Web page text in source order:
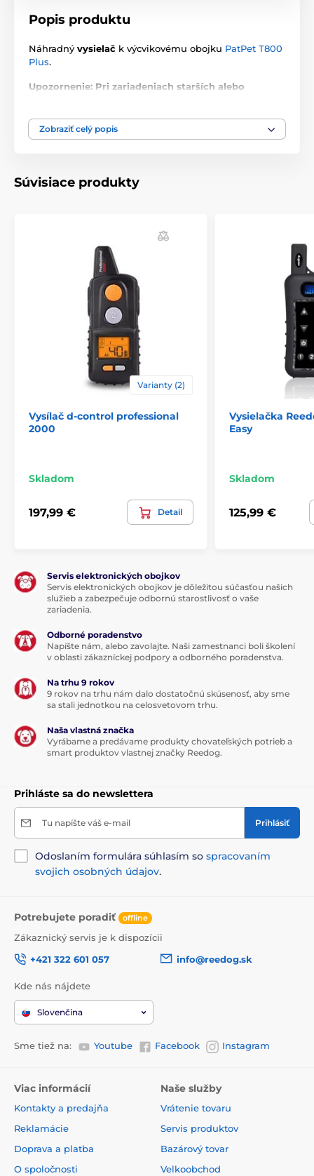
Popis produktu
Náhradný vysielač k výcvikovému obojku PatPet T800
Plus.
Upozornenie: Pri zariadeniach starších alebo
rozdielnych frekvencií! Frekvenciu nie je možné
prenastaviť.
výslovného upozornenia. Obrázky majú iba ilustračný
charakter.
Produkt je zaradený v kategóriách
Príslušenstvo výcvikové obojky
Vysielačky Vysielačky Patpet
Zobraziť celý popis
Súvisiace produkty
Varianty (2)
Vysílač d‑control professional
2000
Skladom
197,99 € Detail
Vysielačka
Easy
Skladom
125,99 €
Servis elektronických obojkov
Servis elektronických obojkov je dôležitou súčasťou našich
služieb a zabezpečuje odbornú starostlivosť o vaše
zariadenia.
Odborné poradenstvo
Napíšte nám, alebo zavolajte. Naši zamestnanci boli školení
v oblasti zákazníckej podpory a odborného poradenstva.
Na trhu 9 rokov
9 rokov na trhu nám dalo dostatočnú skúsenosť, aby sme
sa stali jednotkou na celosvetovom trhu.
Naša vlastná značka
Vyrábame a predávame produkty chovateľských potrieb a
smart produktov vlastnej značky Reedog.
Prihláste sa do newslettera
Tu napíšte váš e-mail Prihlásiť
Odoslaním formulára súhlasím so spracovaním
svojich osobných údajov.
Potrebujete poradiť offline
Zákaznický servis je k dispozícii
+421 322 601 057
info@reedog.sk
Kde nás nájdete
Slovenčina
Sme tiež na: Youtube Facebook Instagram
Viac informácií
Kontakty a predajňa
Reklamácie
Doprava a platba
O spoločnosti
Naše služby
Vrátenie tovaru
Servis produktov
Bazárový tovar
Velkoobchod